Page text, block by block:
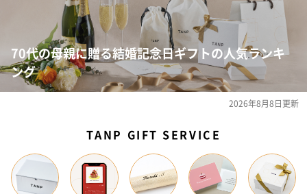
70代の母親に贈る結婚記念日ギフトの人気ランキ
ング
2026年8月8日更新
TANP GIFT SERVICE